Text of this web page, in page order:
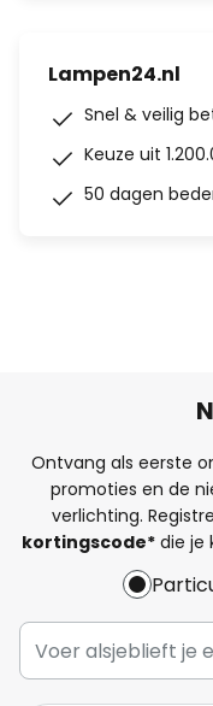
Lampen24.nl
Snel & veilig
Keuze uit
50 dagen
Ontvang als eerste
promoties en de
verlichting.
kortingscode*die je